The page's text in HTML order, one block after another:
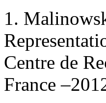
1.
Centre de
France